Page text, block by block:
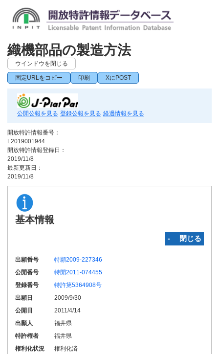
織機部品の製造方法
ウインドウを閉じる
固定URLをコピー 印刷 XにPOST
公開公報を見る 登録公報を見る 経過情報を見る
開放特許情報番号：
L2019001944
開放特許情報登録日：
2019/11/8
最新更新日：
2019/11/8
基本情報
‐ 閉じる
出願番号
特願2009-227346
公開番号
特開2011-074455
登録番号
特許第5364908号
出願日
2009/9/30
公開日
2011/4/14
出願人
福井県
特許権者
福井県
権利化状況
権利化済